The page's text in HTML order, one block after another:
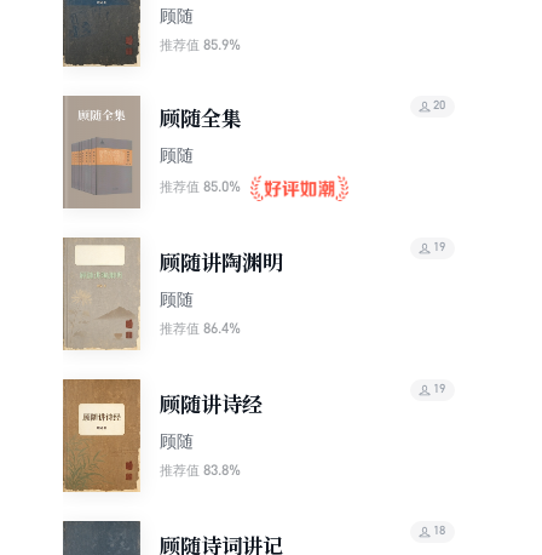
顾随
推荐值 85.9%
顾随全集
顾随
推荐值 85.0%
20
顾随讲陶渊明
顾随
推荐值 86.4%
19
顾随讲诗经
顾随
推荐值 83.8%
19
顾随诗词讲记
18